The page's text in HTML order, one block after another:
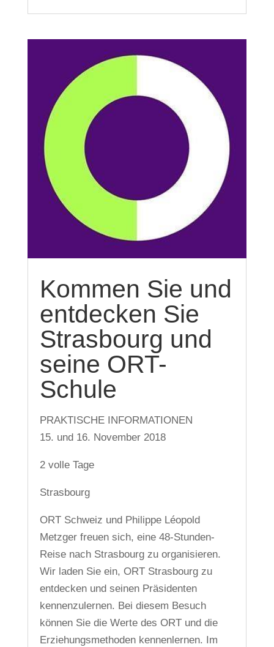
Kommen Sie und
entdecken Sie
Strasbourg und
seine ORT-
Schule
PRAKTISCHE INFORMATIONEN
15. und 16. November 2018
2 volle Tage
Strasbourg
ORT Schweiz und Philippe Léopold
Metzger freuen sich, eine 48-Stunden-
Reise nach Strasbourg zu organisieren.
Wir laden Sie ein, ORT Strasbourg zu
entdecken und seinen Präsidenten
kennenzulernen. Bei diesem Besuch
können Sie die Werte des ORT und die
Erziehungsmethoden kennenlernen. Im